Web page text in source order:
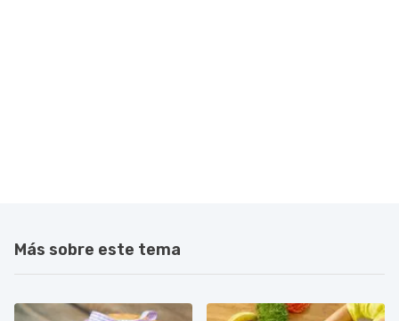
Más sobre este tema